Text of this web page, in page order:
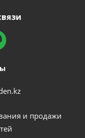
и продажи